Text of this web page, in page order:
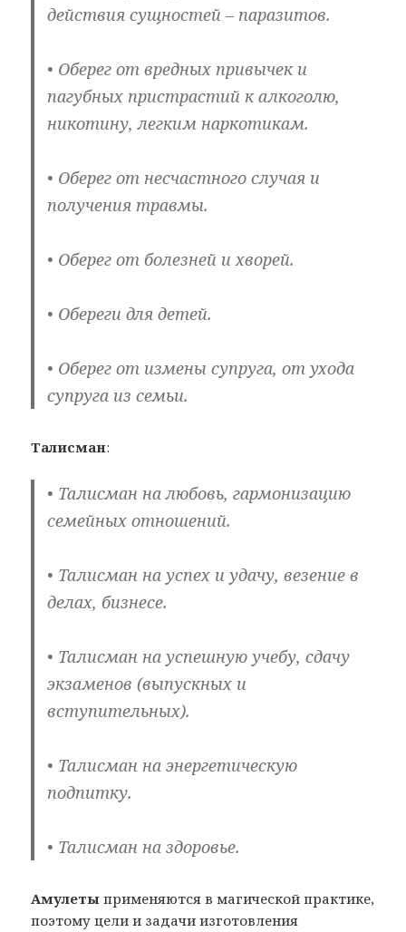
действия сущностей – паразитов.
• Оберег от вредных привычек и
пагубных пристрастий к алкоголю,
никотину, легким наркотикам.
• Оберег от несчастного случая и
получения травмы.
• Оберег от болезней и хворей.
• Обереги для детей.
• Оберег от измены супруга, от ухода
супруга из семьи.
Талисман:
• Талисман на любовь, гармонизацию
семейных отношений.
• Талисман на успех и удачу, везение в
делах, бизнесе.
• Талисман на успешную учебу, сдачу
экзаменов (выпускных и
вступительных).
• Талисман на энергетическую
подпитку.
• Талисман на здоровье.
Амулеты применяются в магической практике,
поэтому цели и задачи изготовления